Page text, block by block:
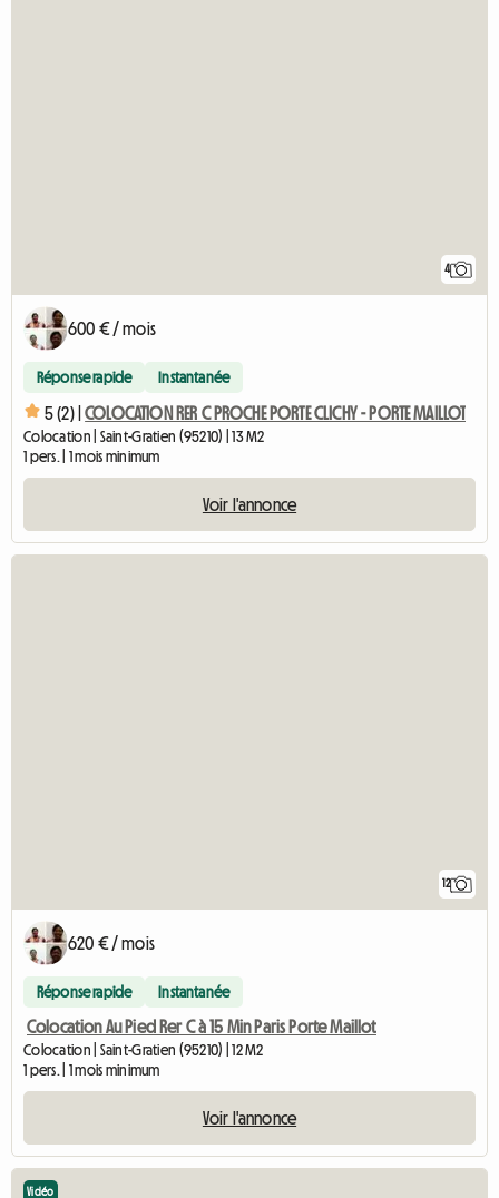
4
600 € / mois
Réponse rapide Instantanée
5 (2) | COLOCATION RER C PROCHE PORTE CLICHY - PORTE MAILLOT
Colocation | Saint-Gratien (95210) | 13 M2
1 pers. | 1 mois minimum
Voir l'annonce
12
620 € / mois
Réponse rapide Instantanée
Colocation Au Pied Rer C à 15 Min Paris Porte Maillot
Colocation | Saint-Gratien (95210) | 12 M2
1 pers. | 1 mois minimum
Voir l'annonce
Vidéo